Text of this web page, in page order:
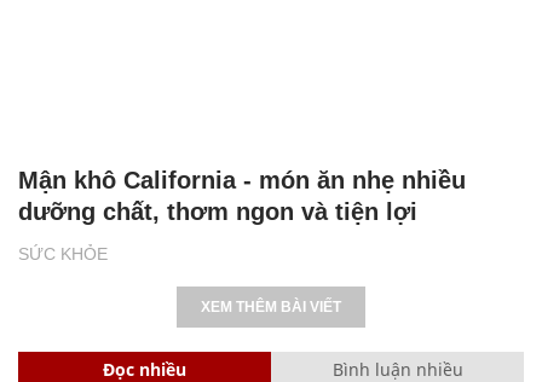
SỨC KHỎE
Mận khô California - món ăn nhẹ nhiều
dưỡng chất, thơm ngon và tiện lợi
XEM THÊM BÀI VIẾT
Đọc nhiều Bình luận nhiều